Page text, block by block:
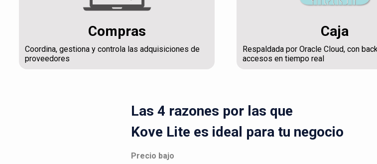
Compras
Coordina, gestiona y controla las adquisiciones de
proveedores
Caja
Respaldada por Oracle Cloud, con
accesos en tiempo real
Las 4 razones por las que
Kove Lite es ideal para tu negocio
Precio bajo